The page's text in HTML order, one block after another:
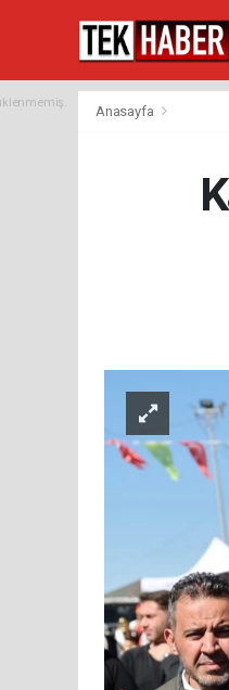
Anasayfa